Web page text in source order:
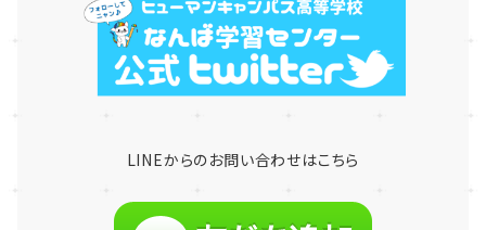
LINEからのお問い合わせはこちら